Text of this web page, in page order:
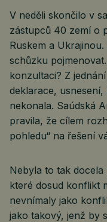
V neděli skončilo v
zástupců 40 zemí o
Ruskem a
schůzku
konzultaci? Z
deklarace,
nekonala. Saúdská
pravila, že cílem
pohledu“ na řešení
Nebyla to tak
které dosud konflikt
nevnímaly jako
jako takový, jenž by